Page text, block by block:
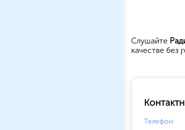
Cлушайте
качестве без
Телефон: